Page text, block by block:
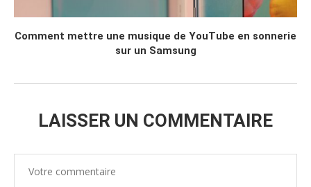
Comment mettre une musique de YouTube en sonnerie
sur un Samsung
LAISSER UN COMMENTAIRE